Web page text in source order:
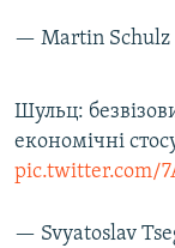
— Martin Schulz
Шульц:
економічні
pic.twitter.com/
— Svyatoslav